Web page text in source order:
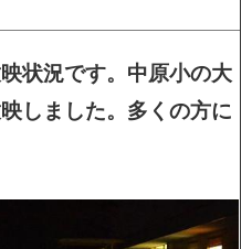
状況です。中原小の大
しました。多くの方に